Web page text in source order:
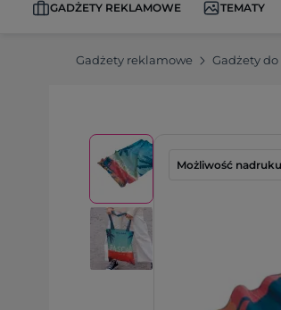
GADŻETY REKLAMOWE TEMATY
Gadżety reklamowe Gadżety
Możliwość nadruku